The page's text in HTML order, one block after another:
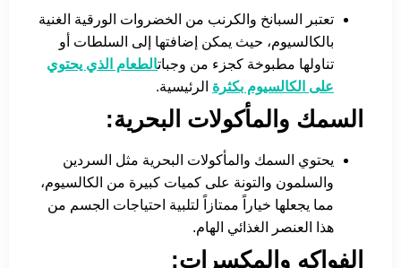
تعتبر السبانخ والكرنب من الخضروات الورقية الغنية
بالكالسيوم، حيث يمكن إضافتها إلى السلطات أو
تناولها مطبوخة كجزء من وجباتالطعام الذي يحتوي
على الكالسيوم بكثرة الرئيسية.
السمك والمأكولات البحرية:
يحتوي السمك والمأكولات البحرية مثل السردين
والسلمون والتونة على كميات كبيرة من الكالسيوم،
مما يجعلها خياراً ممتازاً لتلبية احتياجات الجسم من
هذا العنصر الغذائي الهام.
الفواكه والمكسرات: